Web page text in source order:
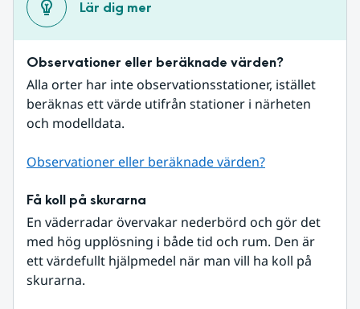
Lär dig mer
Observationer eller beräknade värden?
Alla orter har inte observationsstationer, istället
beräknas ett värde utifrån stationer i närheten
och modelldata.
Observationer eller beräknade värden?
Få koll på skurarna
En väderradar övervakar nederbörd och gör det
med hög upplösning i både tid och rum. Den är
ett värdefullt hjälpmedel när man vill ha koll på
skurarna.